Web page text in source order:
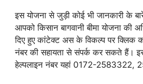
इस योजना से जुड़ी कोई भी जानकारी के
आपको किसान बागवानी बीमा योजना की
दिए हुए कांटेक्ट अस के विकल्प पर क्लिक
नंबर की सहायता से संपर्क कर सकते हैं।
हेल्पलाइन नंबर यहां 0172-2583322,